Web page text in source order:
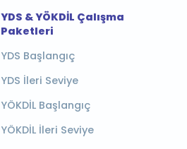
YDS & YÖKDİL Çalışma
Paketleri
YDS Başlangıç
YDS İleri Seviye
YÖKDİL Başlangıç
YÖKDİL İleri Seviye